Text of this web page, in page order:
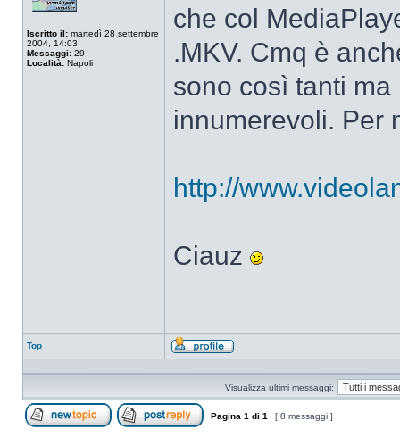
Iscritto il: martedì 28 settembre
2004, 14:03
Messaggi: 29
Località: Napoli
che col
.MKV. Cmq è
sono così tanti
innumerevoli. Per
http://
Ciauz
Top
Profilo
Visualizza ultimi messaggi:
Pagina 1 di 1 [ 8 messaggi ]